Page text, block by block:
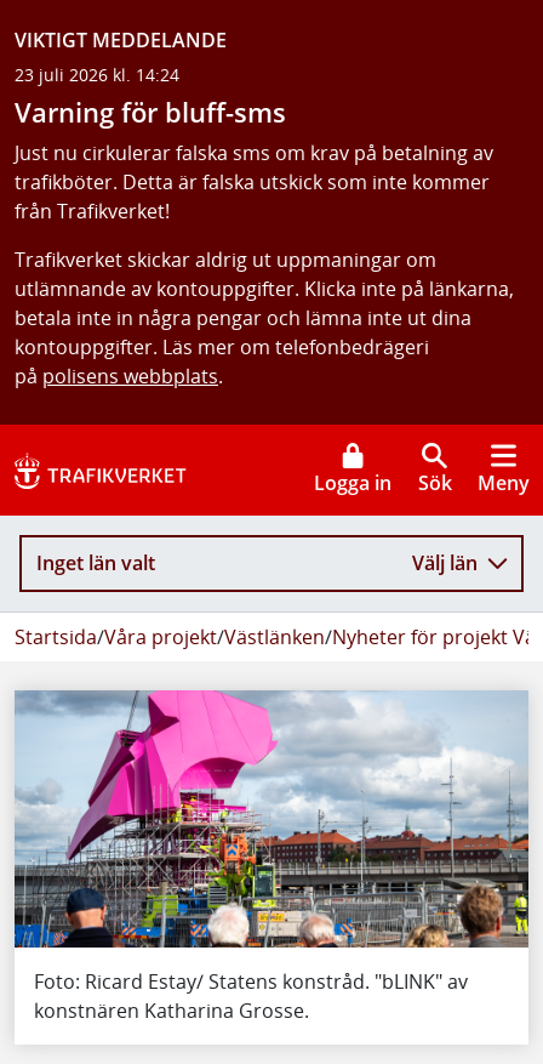
VIKTIGT MEDDELANDE
23 juli 2026 kl. 14:24
Varning för bluff-sms
Just nu cirkulerar falska sms om krav på betalning av
trafikböter. Detta är falska utskick som inte kommer
från Trafikverket!
Trafikverket skickar aldrig ut uppmaningar om
utlämnande av kontouppgifter. Klicka inte på länkarna,
betala inte in några pengar och lämna inte ut dina
kontouppgifter. Läs mer om telefonbedrägeri
på polisens webbplats.
Logga in Sök Meny
Inget län valt Välj län
Startsida/Våra projekt/Västlänken/Nyheter för projekt
Foto: Ricard Estay/ Statens konstråd. "bLINK" av
konstnären Katharina Grosse.